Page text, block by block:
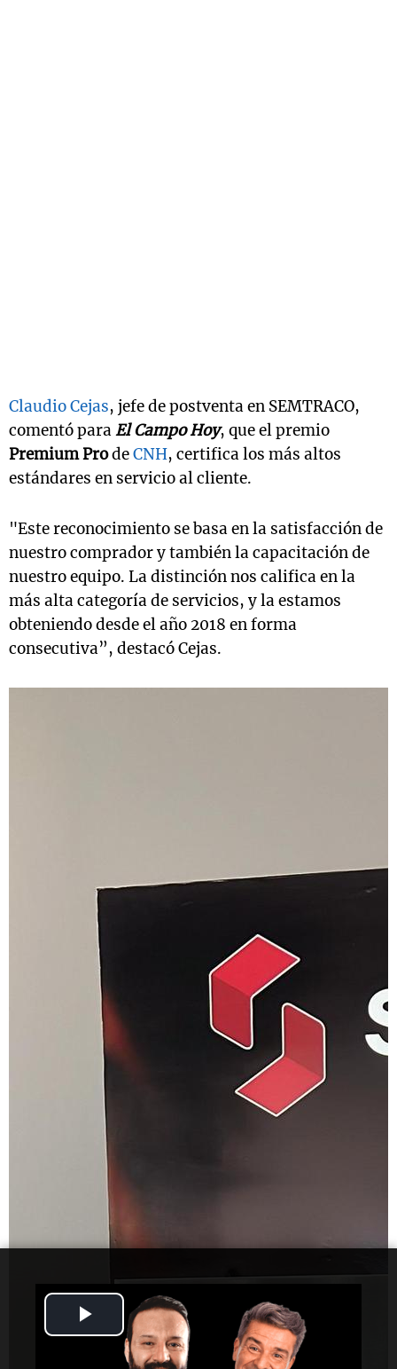
Play
Video
Claudio Cejas, jefe de postventa en SEMTRACO,
comentó paraEl Campo Hoy, que el premio
Premium ProdeCNH, certifica los más altos
estándares en servicio al cliente.
"Este reconocimiento se basa en la satisfacción de
nuestro comprador y también la capacitación de
nuestro equipo. La distinción nos califica en la
más alta categoría de servicios, y la estamos
obteniendo desde el año 2018 en forma
consecutiva”, destacó Cejas.